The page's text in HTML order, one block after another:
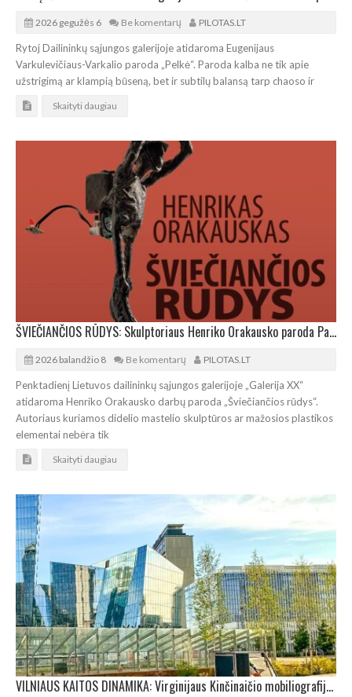
2026 gegužės 6 Be komentarų PILOTAS.LT
Rytoj Dailininkų sąjungos galerijoje atidaroma Eugenijaus
Varkulevičiaus-Varkalio paroda „Pelkė“. Paroda kalba ne tik apie
užstrigimą ar klampią būseną, bet ir subtilų balansą tarp chaoso ir
Skaityti daugiau
ŠVIEČIANČIOS RŪDYS: Skulptoriaus Henriko Orakausko paroda Panevėžyje
2026 balandžio 8 Be komentarų PILOTAS.LT
Penktadienį Lietuvos dailininkų sąjungos galerijoje „Galerija XX“
atidaroma Henriko Orakausko darbų paroda „Šviečiančios rūdys“.
Autoriaus kuriamos didelio mastelio skulptūros ar mažosios plastikos
elementai nebėra tik
Skaityti daugiau
VILNIAUS KAITOS DINAMIKA: Virginijaus Kinčinaičio mobiliografijos paroda „Somnia Urbana“